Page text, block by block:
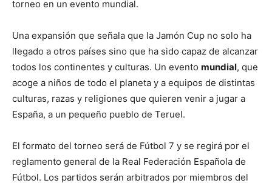
torneo en un evento mundial.
Una expansión que señala que la Jamón Cup no solo ha
llegado a otros países sino que ha sido capaz de alcanzar
todos los continentes y culturas. Un evento mundial, que
acoge a niños de todo el planeta y a equipos de distintas
culturas, razas y religiones que quieren venir a jugar a
España, a un pequeño pueblo de Teruel.
El formato del torneo será de Fútbol 7 y se regirá por el
reglamento general de la Real Federación Española de
Fútbol. Los partidos serán arbitrados por miembros del